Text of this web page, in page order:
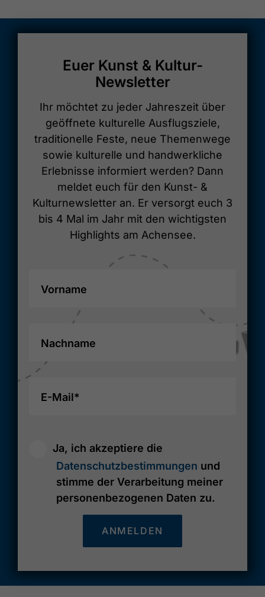
Euer Kunst & Kultur-
Newsletter
Ihr möchtet zu jeder Jahreszeit über
geöffnete kulturelle Ausflugsziele,
traditionelle Feste, neue Themenwege
sowie kulturelle und handwerkliche
Erlebnisse informiert werden? Dann
meldet euch für den Kunst- &
Kulturnewsletter an. Er versorgt euch 3
bis 4 Mal im Jahr mit den wichtigsten
Highlights am Achensee.
Vorname
Nachname
E-Mail*
Ja, ich akzeptiere die
Datenschutzbestimmungen und
stimme der Verarbeitung meiner
personenbezogenen Daten zu.
ANMELDEN